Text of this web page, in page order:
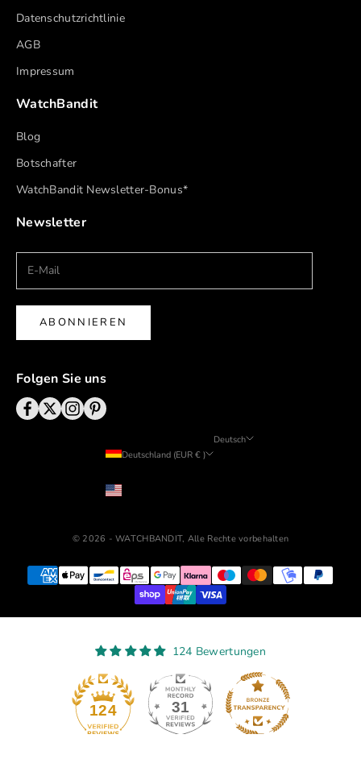
Datenschutzrichtlinie
AGB
Impressum
WatchBandit
Blog
Botschafter
WatchBandit Newsletter-Bonus*
Newsletter
ABONNIEREN
Folgen Sie uns
Deutschland (EUR € )
Deutsch
© 2026 - WATCHBANDIT, Alle Rechte vorbehalten
124 Bewertungen
124 31